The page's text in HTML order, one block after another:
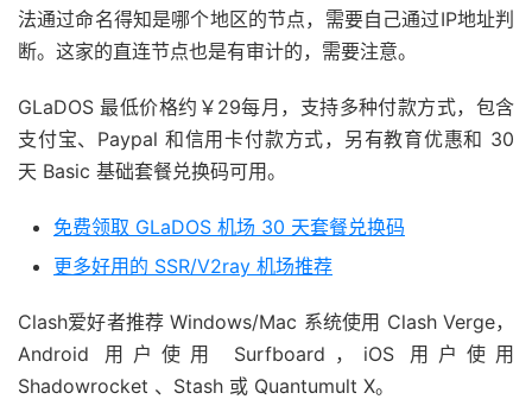
法通过命名得知是哪个地区的节点，需要自己通过IP地址判
断。这家的直连节点也是有审计的，需要注意。
GLaDOS 最低价格约￥29每月，支持多种付款方式，包含
支付宝、Paypal 和信用卡付款方式，另有教育优惠和 30
天 Basic 基础套餐兑换码可用。
免费领取 GLaDOS 机场 30 天套餐兑换码
更多好用的 SSR/V2ray 机场推荐
Clash爱好者推荐 Windows/Mac 系统使用 Clash Verge，
Android 用户使用 Surfboard，iOS 用户使用
Shadowrocket 、Stash 或 Quantumult X。